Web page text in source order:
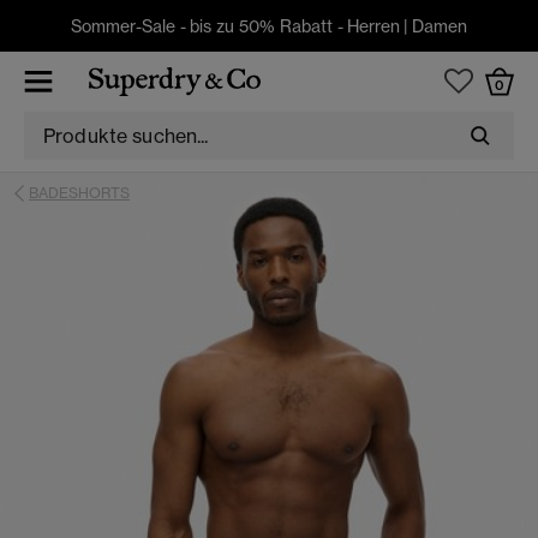
Sommer-Sale - bis zu 50% Rabatt - Herren | Damen
0
BADESHORTS